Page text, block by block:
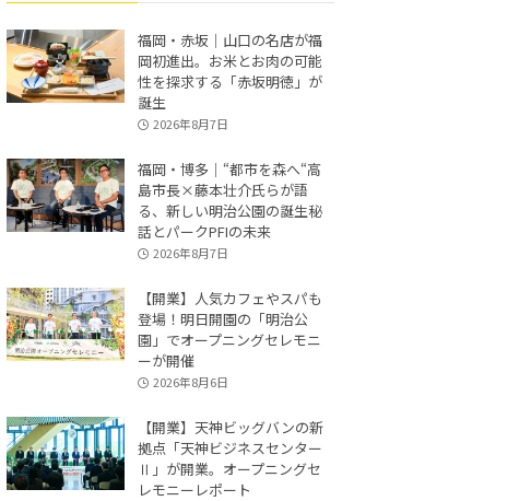
福岡・赤坂｜山口の名店が福
岡初進出。お米とお肉の可能
性を探求する「赤坂明徳」が
誕生
2026年8月7日
福岡・博多｜“都市を森へ“高
島市長×藤本壮介氏らが語
る、新しい明治公園の誕生秘
話とパークPFIの未来
2026年8月7日
【開業】人気カフェやスパも
登場！明日開園の「明治公
園」でオープニングセレモニ
ーが開催
2026年8月6日
【開業】天神ビッグバンの新
拠点「天神ビジネスセンター
Ⅱ」が開業。オープニングセ
レモニーレポート